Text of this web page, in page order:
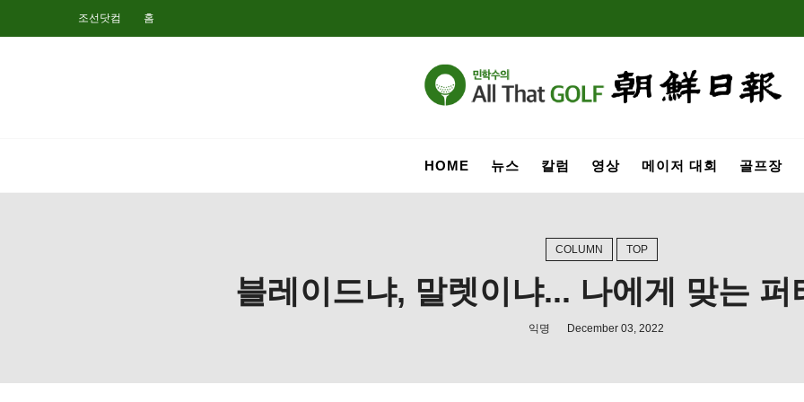
조선닷컴 홈
HOME 뉴스 칼럼 영상 메이저 대회 골프장
COLUMN TOP
블레이드냐, 말렛이냐... 나에게 맞는 퍼
익명 December 03, 2022